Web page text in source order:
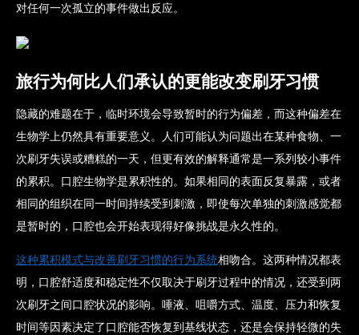
对任何一次孤立的事件做出反应。
旅行为何比人们承认的更能改变刷牙习惯
隐藏的难题在于，临时环境会导致暂时的行为偏差，而这种偏差在
生物学上仍然具有重要意义。人们可能认为问题出在某种食物、一
次刷牙失误或糟糕的一天，但更有效的解释通常是一系列较小事件
的累积。口腔生物学是累积性的。如果相同的表面反复暴露，或者
相同的组织在同一时间持续受到刺激，即使每次单独的刺激感觉都
是暂时的，口腔也会开始表现得好像挑战是永久性的。
这种累积模式与改善刷牙习惯的行为系统相吻合。这两种情况都表
明，口腔舒适度和稳定性不仅取决于刷牙过程中的情况，还受到两
次刷牙之间口腔状况的影响。唾液、咀嚼方式、温度、压力和恢复
时间等因素决定了口腔能否恢复到基线状态，还是会保持轻微的失